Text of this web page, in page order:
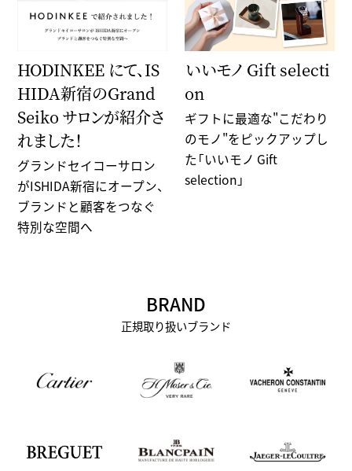
HODINKEE にて、IS
HIDA新宿のGrand
Seiko サロンが紹介さ
れました！
グランドセイコーサロン
がISHIDA新宿にオープン、
ブランドと顧客をつなぐ
特別な空間へ
いいモノ Gift selecti
on
ギフトに最適な"こだわり
のモノ"をピックアップし
た「いいモノ Gift
selection」
BRAND
正規取り扱いブランド